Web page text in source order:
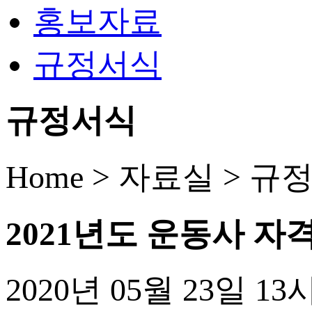
홍보자료
규정서식
규정서식
Home > 자료실 > 규
2021년도 운동사 자
2020년 05월 23일 13